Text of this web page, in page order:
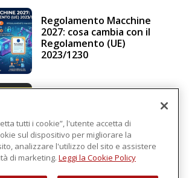
Regolamento Macchine
2027: cosa cambia con il
Regolamento (UE)
2023/1230
intelligenza in cloud
tutti i cookie”, l'utente accetta di
sul dispositivo per migliorare la
analizzare l'utilizzo del sito e assistere
di marketing. Leggi la Cookie Policy